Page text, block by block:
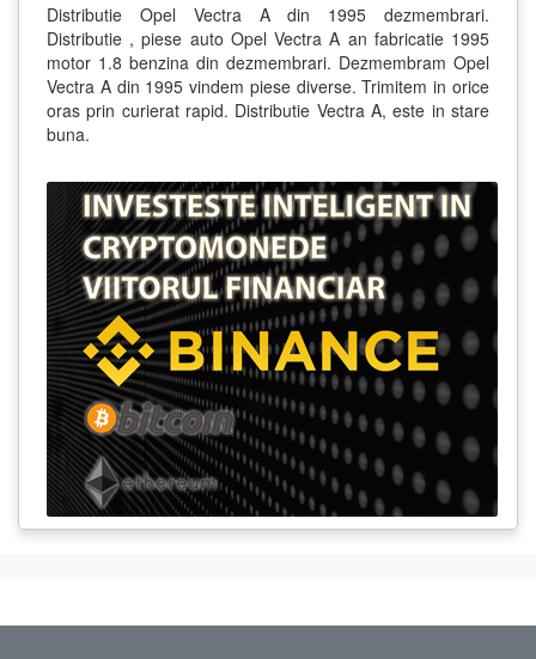
Distributie Opel Vectra A din 1995 dezmembrari.
Distributie , piese auto Opel Vectra A an fabricatie 1995
motor 1.8 benzina din dezmembrari. Dezmembram Opel
Vectra A din 1995 vindem piese diverse. Trimitem in orice
oras prin curierat rapid. Distributie Vectra A, este in stare
buna.